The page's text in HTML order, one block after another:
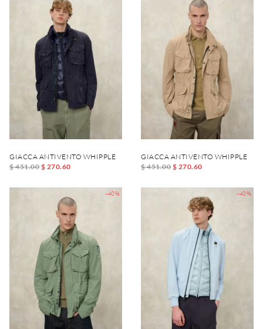
GIACCA ANTIVENTO WHIPPLE
$ 451.00 $ 270.60
GIACCA ANTIVENTO WHIPPLE
$ 451.00 $ 270.60
-40% -40%